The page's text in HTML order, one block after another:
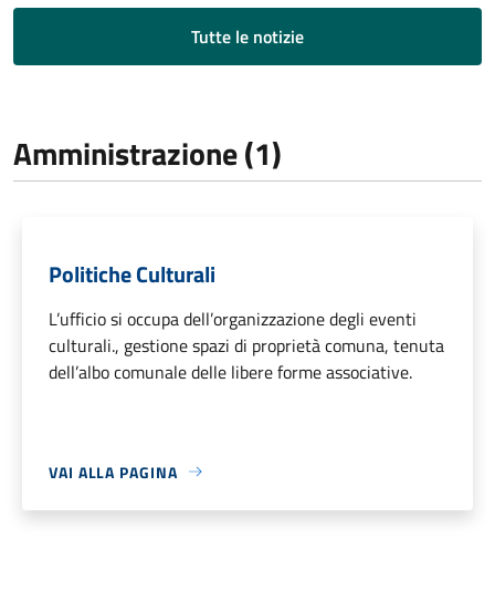
Tutte le notizie
Amministrazione (1)
Politiche Culturali
L’ufficio si occupa dell’organizzazione degli eventi
culturali., gestione spazi di proprietà comuna, tenuta
dell’albo comunale delle libere forme associative.
VAI ALLA PAGINA